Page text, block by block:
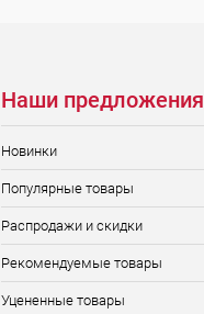
Наши предложения
Новинки
Популярные товары
Распродажи и скидки
Рекомендуемые товары
Уцененные товары